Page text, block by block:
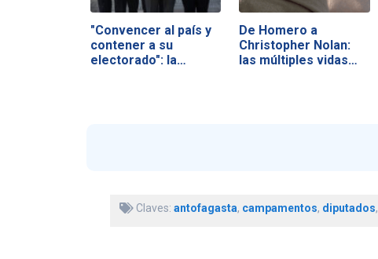
"Convencer al país y
contener a su
electorado": la…
De Homero a
Christopher Nolan:
las múltiples vidas…
Claves: antofagasta, campamentos, diputados,